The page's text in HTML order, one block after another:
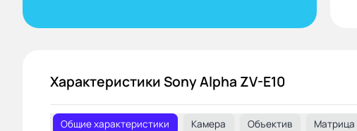
Характеристики Sony Alpha ZV-E10
Общие характеристики Камера Объектив Матрица